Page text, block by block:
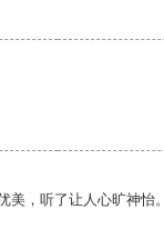
美，听了让人心旷神怡。